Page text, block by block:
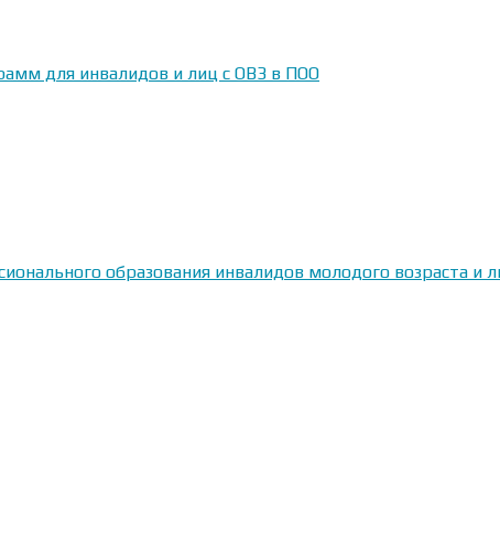
для инвалидов и лиц с ОВЗ в ПОО
образования инвалидов молодого возраста